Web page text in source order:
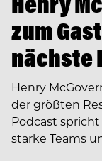
zum
nächste
Henry
der größten
Podcast
starke Teams